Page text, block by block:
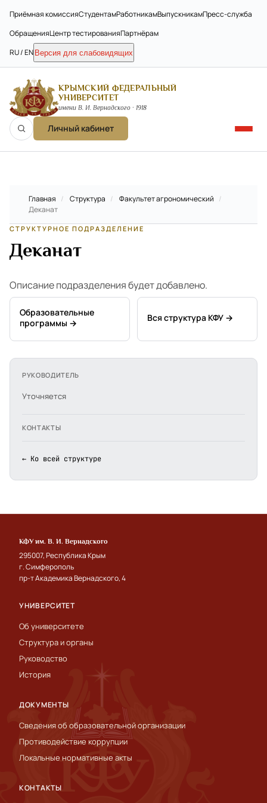
Приёмная комиссияСтудентамРаботникамВыпускникамПресс-служба
ОбращенияЦентр тестированияПартнёрам
RU / EN Версия для слабовидящих
КРЫМСКИЙ ФЕДЕРАЛЬНЫЙ
УНИВЕРСИТЕТ
имени В. И. Вернадского · 1918
Личный кабинет
Главная / Структура / Факультет агрономический /
Деканат
СТРУКТУРНОЕ ПОДРАЗДЕЛЕНИЕ
Деканат
Описание подразделения будет добавлено.
Образовательные
программы →
Вся структура КФУ →
РУКОВОДИТЕЛЬ
Уточняется
КОНТАКТЫ
← Ко всей структуре
КФУ им. В. И. Вернадского
295007, Республика Крым
г. Симферополь
пр-т Академика Вернадского, 4
УНИВЕРСИТЕТ
Об университете
Структура и органы
Руководство
История
ДОКУМЕНТЫ
Сведения об образовательной организации
Противодействие коррупции
Локальные нормативные акты
КОНТАКТЫ